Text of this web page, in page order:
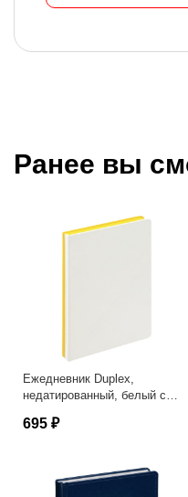
Ранее вы
Ежедневник Duplex,
недатированный, белый с
695 ₽